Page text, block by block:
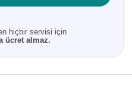
hiçbir servisi için
ücret almaz.